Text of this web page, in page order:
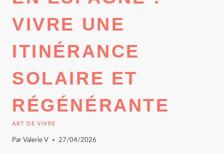
VIVRE UNE
ITINÉRANCE
SOLAIRE ET
RÉGÉNÉRANTE
ART DE VIVRE
Par Valerie V 27/04/2026